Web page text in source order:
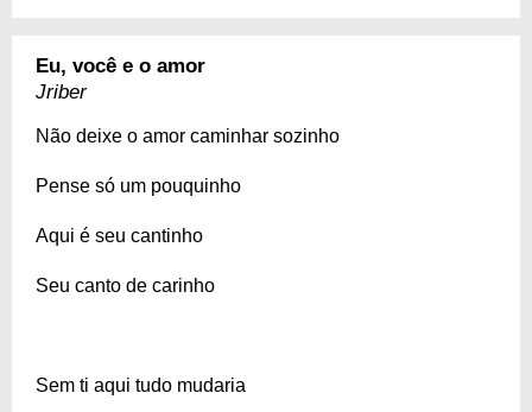
Eu, você e o amor
Jriber
Não deixe o amor caminhar sozinho
Pense só um pouquinho
Aqui é seu cantinho
Seu canto de carinho
Sem ti aqui tudo mudaria